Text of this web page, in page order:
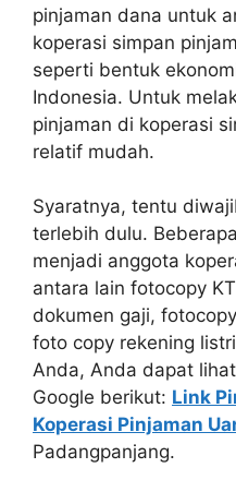
pinjaman dana untuk
koperasi simpan
seperti bentuk
Indonesia. Untuk
pinjaman di koperasi
relatif mudah.
Syaratnya, tentu
terlebih dulu.
menjadi anggota
antara lain fotocopy
dokumen gaji,
foto copy rekening
Anda, Anda dapat
Google berikut: Link
Koperasi Pinjaman
Padangpanjang.